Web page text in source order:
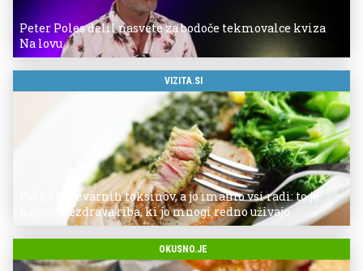
Peter Poles delil nasvete za bodoče tekmovalce kviza
Na lovu
VIZITA.SI
Polna je nevarnih toksinov, a jo imamo vsi radi: to je
najbolj nezdrava riba, ki jo mnogi redno uživajo
OKUSNO.JE